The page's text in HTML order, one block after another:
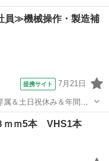
ャー用品、こども用品、
などが無料でまとめて持
ーダー 現地
員≫機械操作・製造補
提携サイト 7月21日
属＆土日祝休み＆年間休
勤OK＆無料駐車場あり
陸大宮市》 人気の
ｍｍ5本 VHS1本